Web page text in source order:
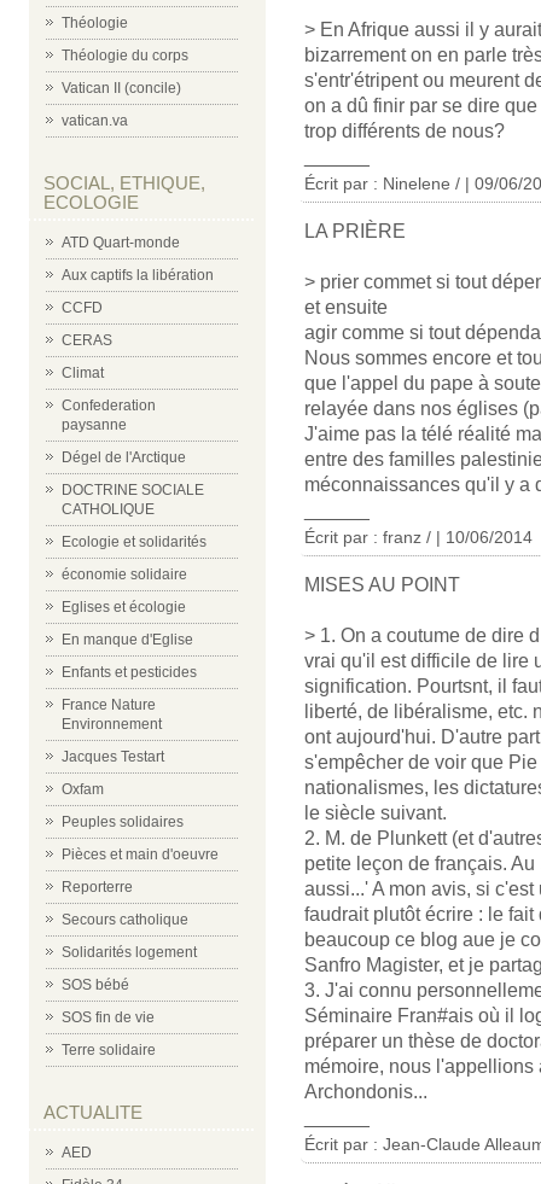
Théologie
Théologie du corps
Vatican II (concile)
vatican.va
SOCIAL, ETHIQUE,
ECOLOGIE
ATD Quart-monde
Aux captifs la libération
CCFD
CERAS
Climat
Confederation
paysanne
Dégel de l'Arctique
DOCTRINE SOCIALE
CATHOLIQUE
Ecologie et solidarités
économie solidaire
Eglises et écologie
En manque d'Eglise
Enfants et pesticides
France Nature
Environnement
Jacques Testart
Oxfam
Peuples solidaires
Pièces et main d'oeuvre
Reporterre
Secours catholique
Solidarités logement
SOS bébé
SOS fin de vie
Terre solidaire
ACTUALITE
AED
> En Afrique aussi il y
bizarrement on en parle
s'entr'étripent ou meurent
on a dû finir par se dire
trop différents de nous?
Écrit par : Ninelene / | 09/06/
LA PRIÈRE
> prier commet si tout
et ensuite
agir comme si tout
Nous sommes encore et
que l'appel du pape à
relayée dans nos églises
J'aime pas la télé réalité
entre des familles
méconnaissances qu'il y a
Écrit par : franz / | 10/06/2014
MISES AU POINT
> 1. On a coutume de dire
vrai qu'il est difficile de lire
signification. Pourtsnt, il
liberté, de libéralisme, etc.
ont aujourd'hui. D'autre
s'empêcher de voir que
nationalismes, les
le siècle suivant.
2. M. de Plunkett (et
petite leçon de français.
aussi...' A mon avis, si
faudrait plutôt écrire : le
beaucoup ce blog aue je
Sanfro Magister, et je
3. J'ai connu
Séminaire Fran#ais où il
préparer un thèse de
mémoire, nous
Archondonis...
Écrit par : Jean-Claude